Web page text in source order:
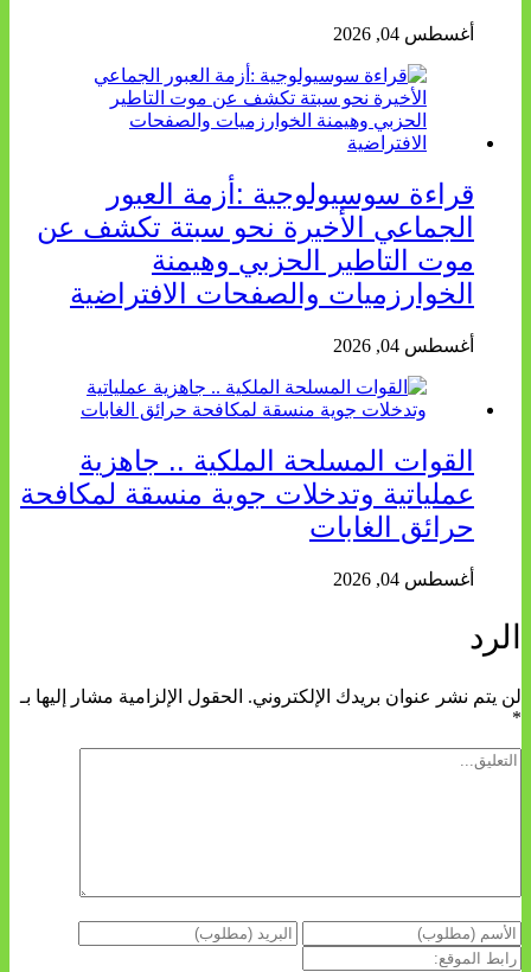
أغسطس 04, 2026
قراءة سوسيولوجية :أزمة العبور
الجماعي الأخيرة نحو سبتة تكشف عن
موت التاطير الحزبي وهيمنة
الخوارزميات والصفحات الافتراضية
أغسطس 04, 2026
القوات المسلحة الملكية .. جاهزية
عملياتية وتدخلات جوية منسقة لمكافحة
حرائق الغابات
أغسطس 04, 2026
الرد
لن يتم نشر عنوان بريدك الإلكتروني. الحقول الإلزامية مشار إليها بـ
*